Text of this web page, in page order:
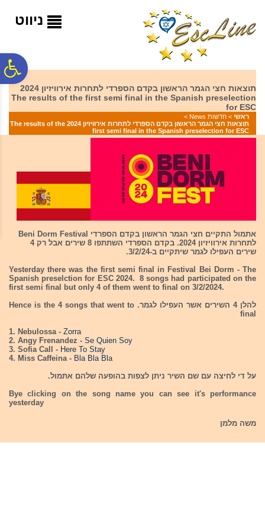
המרכזי
ניווט
תוצאות חצי הגמר הראשון בקדם הספרדי לתחרות אירוויזיון 2024
The results of the first semi final in the Spanish preselection
for ESC
ראשי > חדשות News
>
תוצאות חצי הגמר הראשון בקדם הספרדי לתחרות אירוויזיון 2024 The results of the
first semi final in the Spanish preselection for ESC
אתמול התקיים חצי הגמר הראשון בקדם הספרדי Beni Dorm Festival
לתחרות אירוויזיון 2024. בקדם הספרדי השתתפו 8 שירים אבל רק 4
שירים העפילו לגמר שיתקיים ב-3/2/24.
Yesterday there was the first semi final in Festival Bei Dorm - The
Spanish preselction for ESC 2024. 8 songs had participated on the
first semi final but only 4 of them went to final on 3/2/2024.
להלן 4 השירים אשר העפילו לגמר. Hence is the 4 songs that went to
final
1. Nebulossa - Zorra
2. Angy Frenandez - Se Quien Soy
3. Sofia Call - Here To Stay
4. Miss Caffeina - Bla Bla Bla
על די לחיצה עם שם השיר ניתן לצפות בהופעה שלהם אתמול.
Bye clicking on the song name you can see it's performance
yesterday
משה מלמן